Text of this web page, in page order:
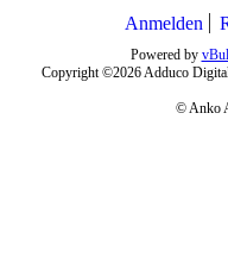
Anmelden
Powered by
Copyright ©2026 Adduco
© Anko